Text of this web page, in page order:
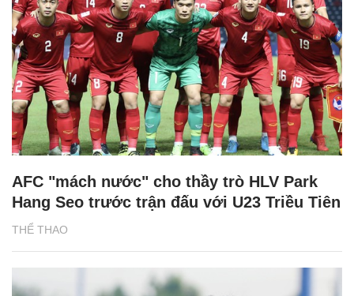
THỂ THAO
AFC "mách nước" cho thầy trò HLV Park
Hang Seo trước trận đấu với U23 Triều Tiên